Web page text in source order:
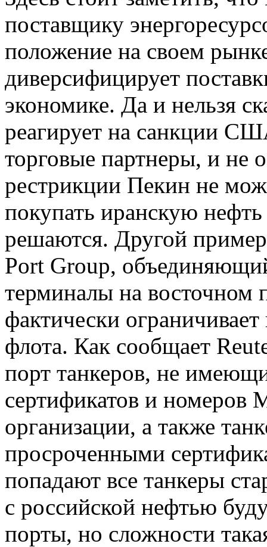
поставщику
положение на своем
диверсифицирует
экономике. Да и нельзя
реагирует на санкции
торговые партнеры, и не
рестрикции Пекин не
покупать иранскую
решаются. Другой
Port Group,
терминалы на восточном
фактически
флота. Как сообщает
порт танкеров, не
сертификатов и
организации, а также
просроченными
попадают все танкеры
с российской нефтью
порты, но сложности